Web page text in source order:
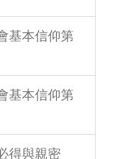
基本信仰第
基本信仰第
得與親密